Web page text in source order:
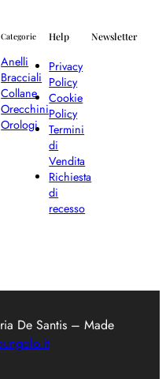
Categorie
Anelli
Bracciali
Collane
Orecchini
Orologi
Help
Privacy
Policy
Cookie
Policy
Termini
di
Vendita
Richiesta
di
recesso
Newsletter
De Santis – Made